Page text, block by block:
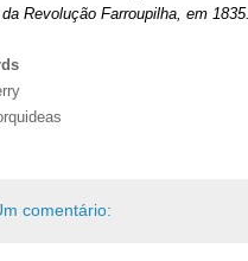
Revolução Farroupilha, em 1835.
comentário: